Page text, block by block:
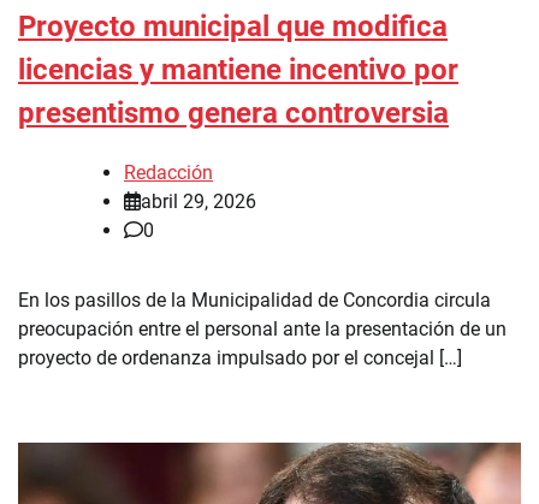
Proyecto municipal que modifica
licencias y mantiene incentivo por
presentismo genera controversia
Redacción
abril 29, 2026
0
En los pasillos de la Municipalidad de Concordia circula
preocupación entre el personal ante la presentación de un
proyecto de ordenanza impulsado por el concejal […]